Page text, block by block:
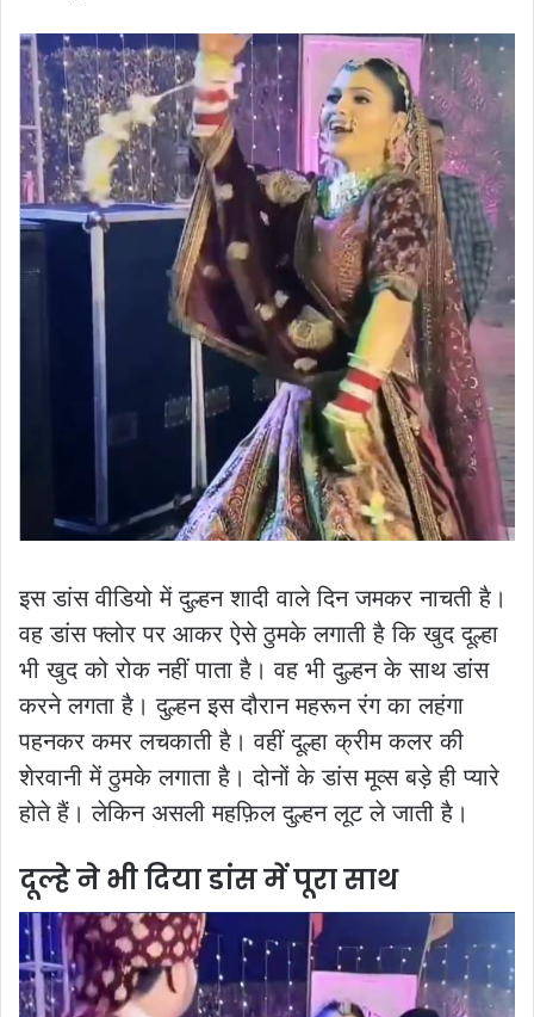
इस डांस वीडियो में दुल्हन शादी वाले दिन जमकर नाचती है।
वह डांस फ्लोर पर आकर ऐसे ठुमके लगाती है कि खुद दूल्हा
भी खुद को रोक नहीं पाता है। वह भी दुल्हन के साथ डांस
करने लगता है। दुल्हन इस दौरान महरून रंग का लहंगा
पहनकर कमर लचकाती है। वहीं दूल्हा क्रीम कलर की
शेरवानी में ठुमके लगाता है। दोनों के डांस मूव्स बड़े ही प्यारे
होते हैं। लेकिन असली महफ़िल दुल्हन लूट ले जाती है।
दूल्हे ने भी दिया डांस में पूरा साथ